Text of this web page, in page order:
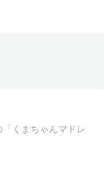
くまちゃんマドレ